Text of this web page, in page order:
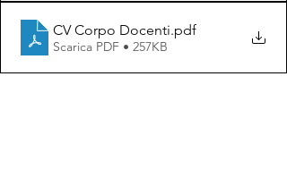
CV Corpo Docenti.pdf
Scarica PDF • 257KB